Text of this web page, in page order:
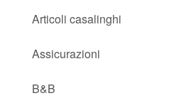
Articoli casalinghi
Assicurazioni
B&B